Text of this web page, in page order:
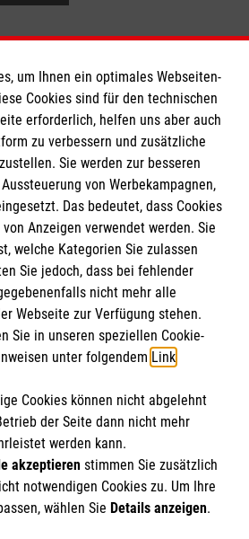
0120 1201 2091 33
uns
e.V. ist als eingetragene
um Ihnen ein optimales Webseiten-
Cookies sind für den technischen
erforderlich, helfen uns aber auch
zu verbessern und zusätzliche
Sie werden zur besseren
von Werbekampagnen,
Das bedeutet, dass Cookies
Anzeigen verwendet werden. Sie
welche Kategorien Sie zulassen
Sie jedoch, dass bei fehlender
nicht mehr alle
Webseite zur Verfügung stehen.
Sie in unseren speziellen Cookie-
unter folgendem Link.
Cookies können nicht abgelehnt
der Seite dann nicht mehr
werden kann.
akzeptierenstimmen Sie zusätzlich
notwendigen Cookies zu. Um Ihre
wählen Sie Details anzeigen.